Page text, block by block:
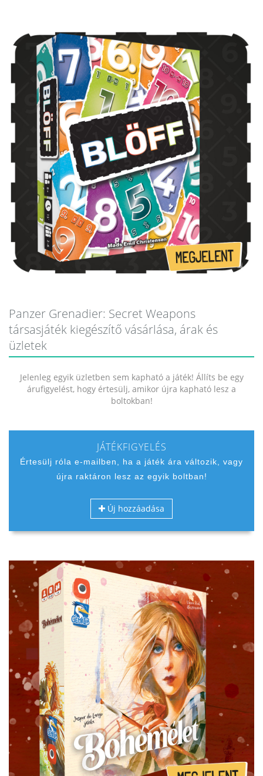
Panzer Grenadier: Secret Weapons
társasjáték kiegészítő vásárlása, árak és
üzletek
Jelenleg egyik üzletben sem kapható a játék! Állíts be egy
árufigyelést, hogy értesülj, amikor újra kapható lesz a
boltokban!
JÁTÉKFIGYELÉS
Értesülj róla e-mailben, ha a játék ára változik, vagy
újra raktáron lesz az egyik boltban!
Új hozzáadása